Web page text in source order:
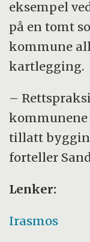
eksempel
på en tomt
kommune
kartlegging.
–
tillatt
forteller
Lenker:
Irasmos